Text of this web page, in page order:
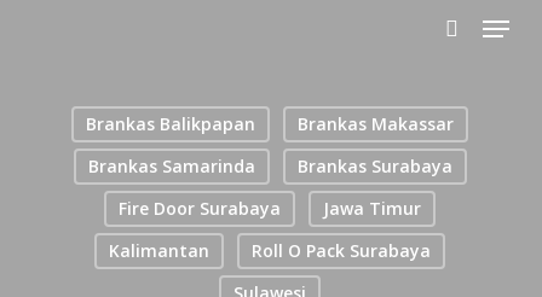
Menu
Brankas Balikpapan
Brankas Makassar
Brankas Samarinda
Brankas Surabaya
Fire Door Surabaya
Jawa Timur
Kalimantan
Roll O Pack Surabaya